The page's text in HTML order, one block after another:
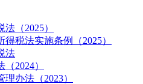
（2025）
税法实施条例（2025）
法
2024）
办法（2023）